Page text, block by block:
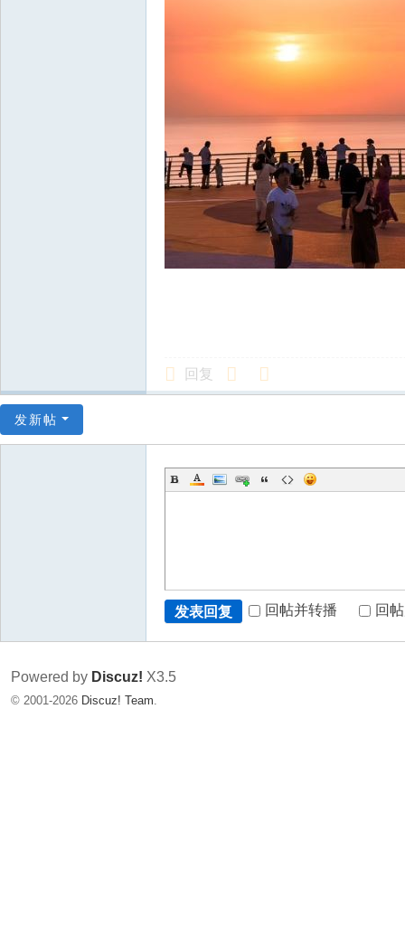
回复
发新帖
发表回复 回帖并转播 回
Powered by Discuz! X3.5
© 2001-2026 Discuz! Team.